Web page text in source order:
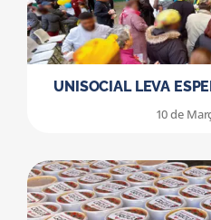
UNISOCIAL LEVA
10 de